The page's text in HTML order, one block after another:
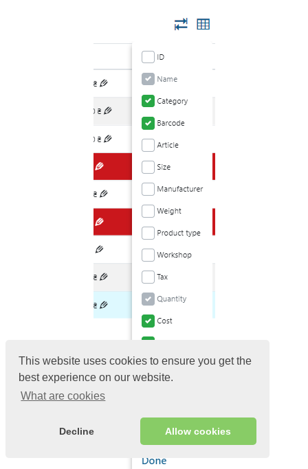
This website uses cookies to ensure you get the
best experience on our website.
What are cookies
Decline Allow cookies